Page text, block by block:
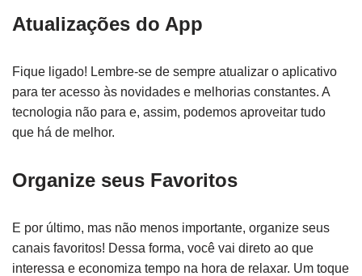
Atualizações do App
Fique ligado! Lembre-se de sempre atualizar o aplicativo
para ter acesso às novidades e melhorias constantes. A
tecnologia não para e, assim, podemos aproveitar tudo
que há de melhor.
Organize seus Favoritos
E por último, mas não menos importante, organize seus
canais favoritos! Dessa forma, você vai direto ao que
interessa e economiza tempo na hora de relaxar. Um toque